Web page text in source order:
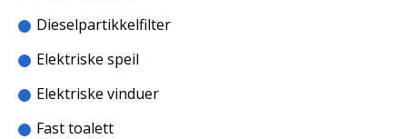
Dieselpartikkelfilter
Elektriske speil
Elektriske vinduer
Fast toalett